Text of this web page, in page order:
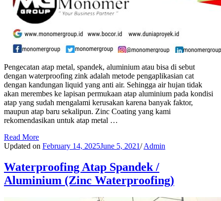
Pengecatan atap metal, spandek, aluminium atau bisa di sebut
dengan waterproofing zink adalah metode pengaplikasian cat
dengan kandungan liquid yang anti air. Sehingga air hujan tidak
akan merembes ke lapisan permukaan atap aluminium pada kondisi
atap yang sudah mengalami kerusakan karena banyak faktor,
maupun atap baru sekalipun. Zinc Coating yang kami
rekomendasikan untuk atap metal …
Read More
Updated on February 14, 2025June 5, 2021/ Admin
Waterproofing Atap Spandek /
Aluminium (Zinc Waterproofing)